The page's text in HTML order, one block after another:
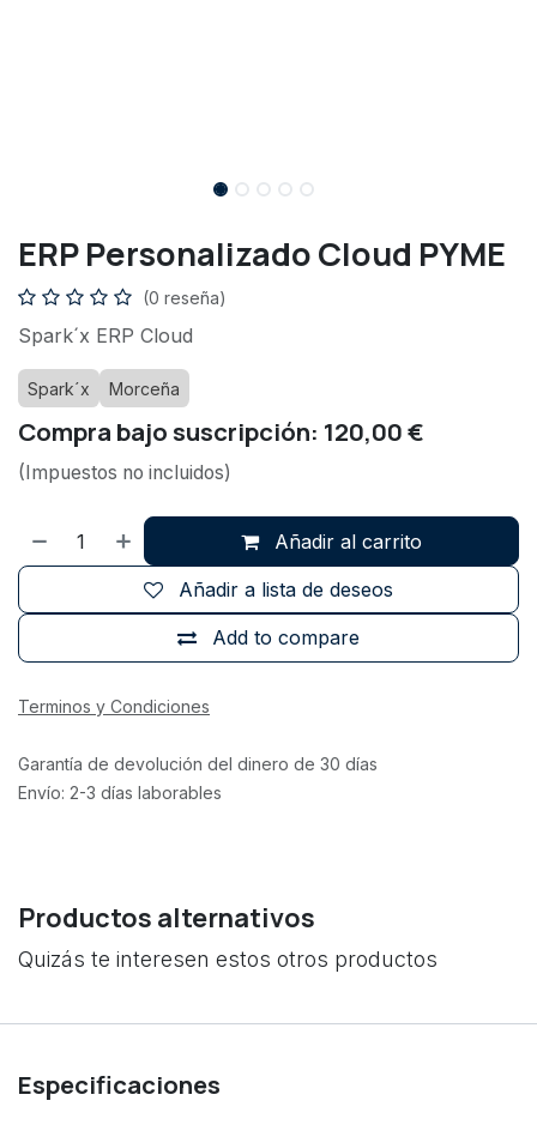
ERP Personalizado Cloud PYME
(0 reseña)
Spark´x ERP Cloud
Spark´x Morceña
Compra bajo suscripción: 120,00 €
(Impuestos no incluidos)
Añadir al carrito
Add to compare
Añadir a lista de deseos
Terminos y Condiciones
Garantía de devolución del dinero de 30 días
Envío: 2-3 días laborables
Productos alternativos
Quizás te interesen estos otros productos
Especificaciones